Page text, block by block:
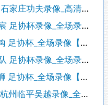
像_高清录像【全场回放】
_全场录像【全场回放】
全场录像【视频集锦】
_全场录像【视频集锦】
全场录像【视频集锦】
像_全场录像【全场回放】